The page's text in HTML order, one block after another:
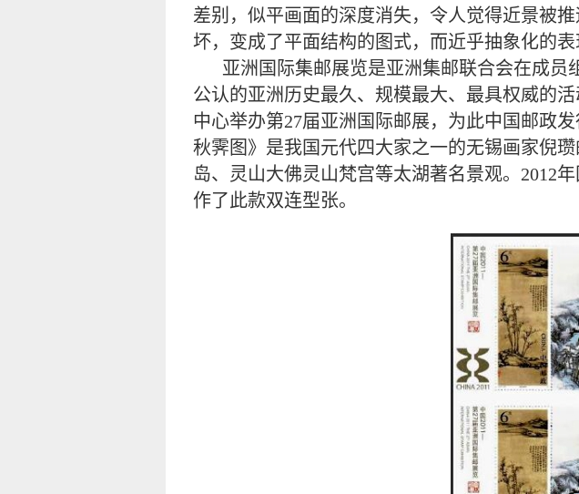
差别，似平画面的深度消失，令人觉得近景被
坏，变成了平面结构的图式，而近乎抽象化的
亚洲国际集邮展览是亚洲集邮联合会在成
公认的亚洲历史最久、规模最大、最具权威的
中心举办第27届亚洲国际邮展，为此中国邮政
秋霁图》是我国元代四大家之一的无锡画家倪
岛、灵山大佛灵山梵宫等太湖著名景观。2012
作了此款双连型张。